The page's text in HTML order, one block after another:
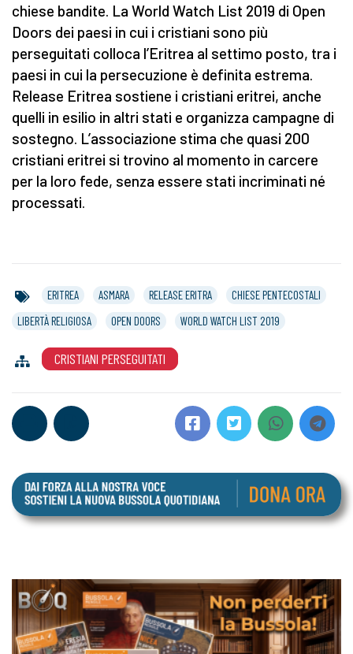
chiese bandite. La World Watch List 2019 di Open
Doors dei paesi in cui i cristiani sono più
perseguitati colloca l’Eritrea al settimo posto, tra i
paesi in cui la persecuzione è definita estrema.
Release Eritrea sostiene i cristiani eritrei, anche
quelli in esilio in altri stati e organizza campagne di
sostegno. L’associazione stima che quasi 200
cristiani eritrei si trovino al momento in carcere
per la loro fede, senza essere stati incriminati né
processati.
ERITREA ASMARA RELEASE ERITRA
CHIESE PENTECOSTALI
LIBERTÀ RELIGIOSA
OPEN DOORS WORLD WATCH LIST 2019
CRISTIANI PERSEGUITATI